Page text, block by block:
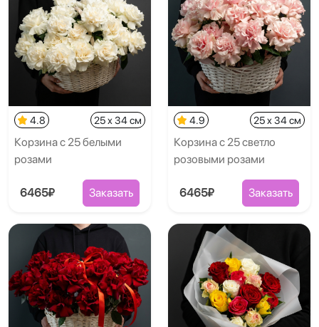
4.8 25 x 34 см
Корзина с 25 белыми
розами
6465₽ Заказать
4.9 25 x 34 см
Корзина с 25 светло
розовыми розами
6465₽ Заказать